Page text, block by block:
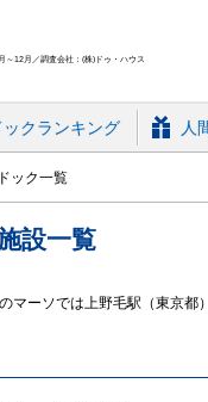
12月／調査会社：(株)ドゥ・ハウス
ックランキング 人
ック一覧
設一覧
ーソでは上野毛駅（東京都